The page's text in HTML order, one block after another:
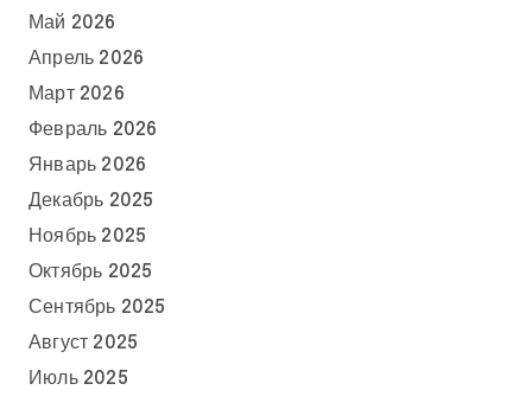
Май 2026
Апрель 2026
Март 2026
Февраль 2026
Январь 2026
Декабрь 2025
Ноябрь 2025
Октябрь 2025
Сентябрь 2025
Август 2025
Июль 2025